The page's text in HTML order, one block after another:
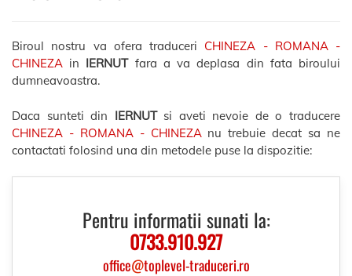
Biroul nostru va ofera traduceri CHINEZA - ROMANA -
CHINEZA in IERNUTfara a va deplasa din fata biroului
dumneavoastra.
Daca sunteti din IERNUTsi aveti nevoie de o traducere
CHINEZA - ROMANA - CHINEZAnu trebuie decat sa ne
contactati folosind una din metodele puse la dispozitie:
Pentru informatii sunati la:
0733.910.927
office@toplevel-traduceri.ro